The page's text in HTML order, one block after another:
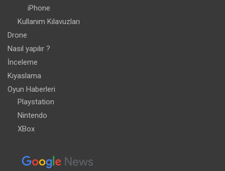
iPhone
Kullanım Kılavuzları
Drone
Nasıl yapılır ?
İnceleme
Kıyaslama
Oyun Haberleri
Playstation
Nintendo
XBox